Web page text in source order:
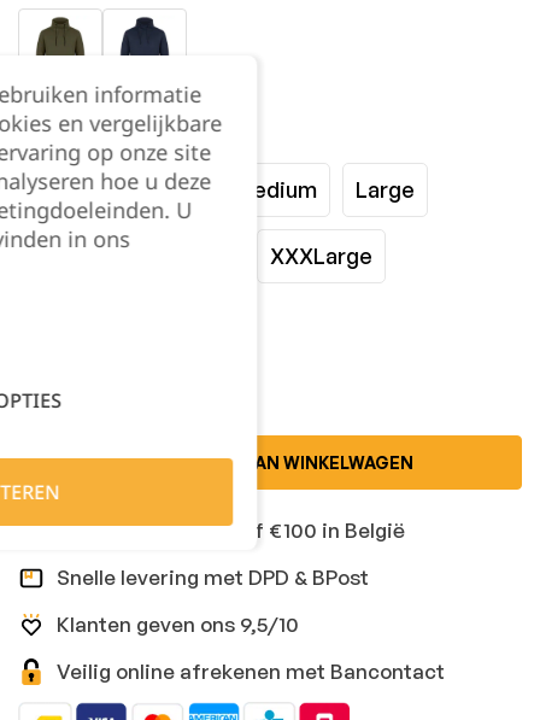
Maat:
XSmall Small Medium Large
XLarge XXXLarge
TOEVOEGEN AAN WINKELWAGEN
Gratis levering vanaf €100 in België
Snelle levering met DPD & BPost
Klanten geven ons 9,5/10
Veilig online afrekenen met Bancontact
informatie
en vergelijkbare
op onze site
hoe u deze
U
in ons